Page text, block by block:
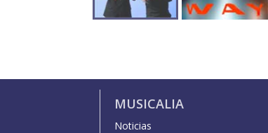
MUSICALIA
Noticias